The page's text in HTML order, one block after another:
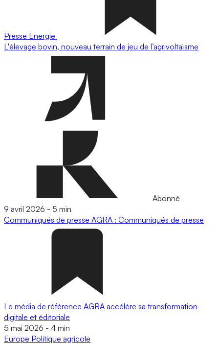
Presse Energie
L'élevage bovin, nouveau terrain de jeu de l’agrivoltaïsme
Abonné
9 avril 2026 - 5 min
Communiqués de presse AGRA : Communiqués de presse
Le média de référence AGRA accélère sa transformation
digitale et éditoriale
5 mai 2026 - 4 min
Europe Politique agricole